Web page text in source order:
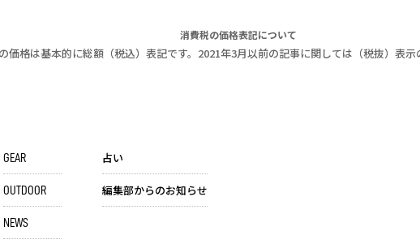
消費税の価格表記について
価格は基本的に総額（税込）表記です。2021年3月以前の記事に関しては（税抜）表示
GEAR
OUTDOOR
NEWS
占い
編集部からのお知らせ